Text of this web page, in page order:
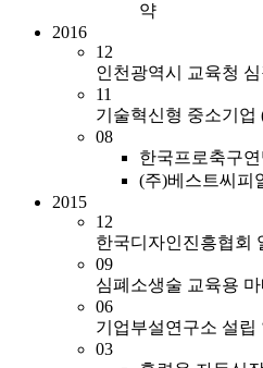
약
2016
12
인천광역시 교육청
11
기술혁신형 중소기업
08
한국프로축구
(주)베스트씨피
2015
12
한국디자인진흥협회
09
심폐소생술 교육용
06
기업부설연구소 설립
03